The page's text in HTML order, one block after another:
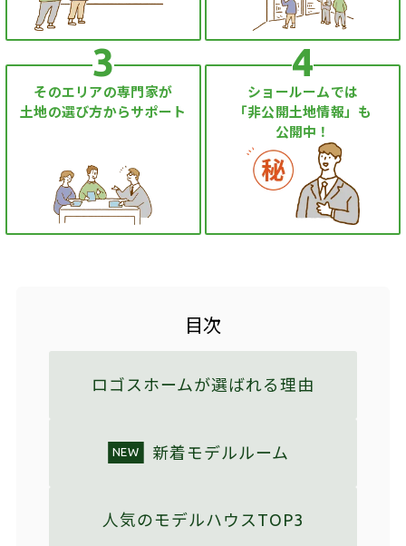
3
そのエリアの専門家が
土地の選び方からサポート
4
ショールームでは
「非公開土地情報」も
公開中！
目次
ロゴスホームが選ばれる理由
NEW 新着モデルルーム
人気のモデルハウスTOP3